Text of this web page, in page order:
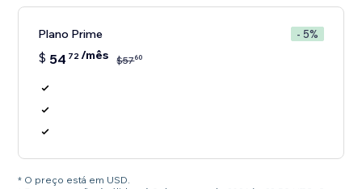
Plano Prime - 5%
$ 54 72/mês $5760
* O preço está em USD.